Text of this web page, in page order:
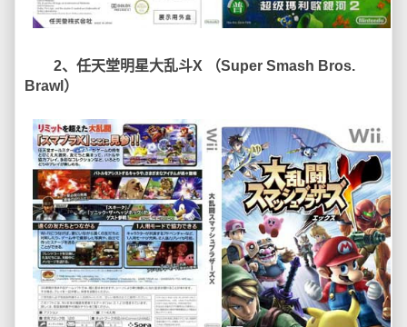
2、任天堂明星大乱斗X （Super Smash Bros.
Brawl）